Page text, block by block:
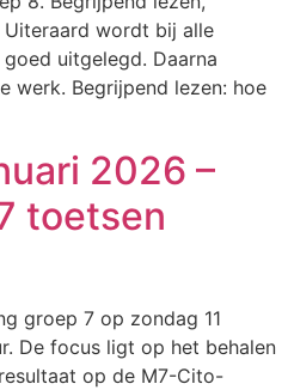
Uiteraard wordt bij alle
uitgelegd. Daarna
werk. Begrijpend lezen: hoe
2026 –
toetsen
groep 7 op zondag 11
De focus ligt op het behalen
op de M7-Cito-